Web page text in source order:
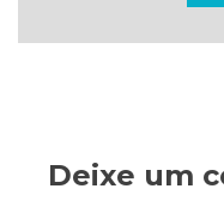
Deixe um